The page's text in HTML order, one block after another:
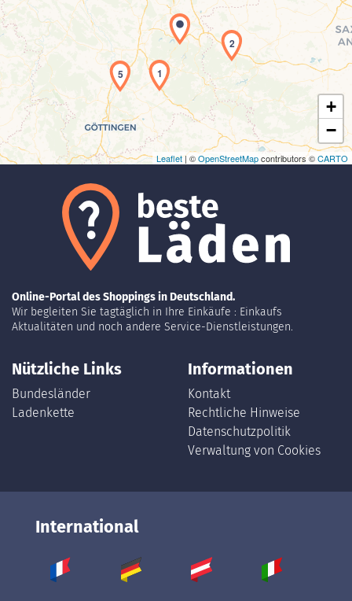
Laden der Karte...
1
2
5
+
−
Leaflet| ©OpenStreetMapcontributors ©CARTO
Online-Portal des Shoppings in Deutschland.
Wir begleiten Sie tagtäglich in Ihre Einkäufe : Einkaufs
Aktualitäten und noch andere Service-Dienstleistungen.
Nützliche Links
Bundesländer
Ladenkette
Informationen
Kontakt
Rechtliche Hinweise
Datenschutzpolitik
Verwaltung von Cookies
International